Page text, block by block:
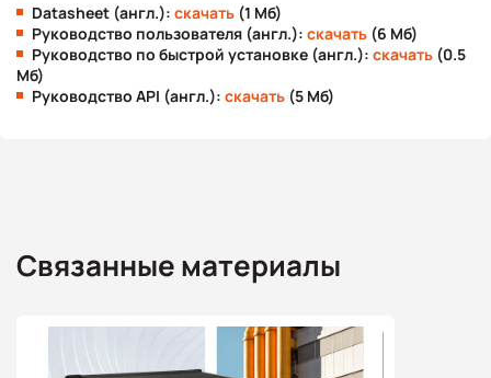
Datasheet (англ.): скачать (1 Мб)
Руководство пользователя (англ.): скачать (6 Мб)
Руководство по быстрой установке (англ.): скачать (0.5
Мб)
Руководство API (англ.): скачать (5 Мб)
Связанные материалы